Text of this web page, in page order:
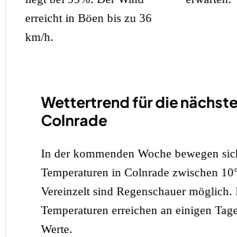
erreicht in Böen bis zu 36
km/h.
Wettertrend für die
Colnrade
In der kommenden Woche bewegen
Temperaturen in Colnrade zwischen
Vereinzelt sind Regenschauer möglich.
Temperaturen erreichen an einigen
Werte.